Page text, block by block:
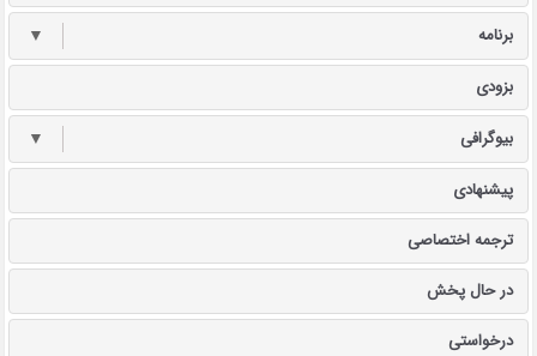
برنامه ▼
بزودی
بیوگرافی ▼
پیشنهادی
ترجمه اختصاصی
در حال پخش
درخواستی